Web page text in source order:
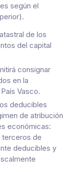
según el
de los
del capital
consignar
en la
Vasco.
deducibles
de atribución
económicas:
terceros de
deducibles y